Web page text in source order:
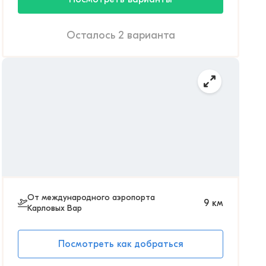
Осталось 2 варианта
От международного аэропорта
Карловых Вар
9 км
Посмотреть как добраться